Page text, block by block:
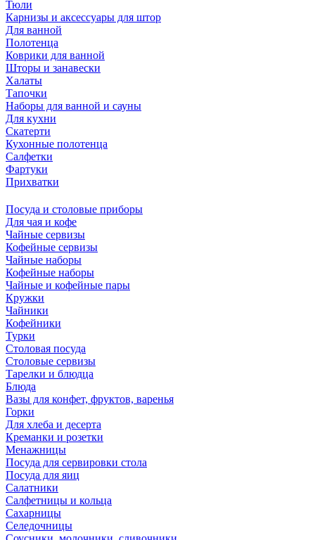
Тюли
Карнизы и аксессуары для штор
Для ванной
Полотенца
Коврики для ванной
Шторы и занавески
Халаты
Тапочки
Наборы для ванной и сауны
Для кухни
Скатерти
Кухонные полотенца
Салфетки
Фартуки
Прихватки
Посуда и столовые приборы
Для чая и кофе
Чайные сервизы
Кофейные сервизы
Чайные наборы
Кофейные наборы
Чайные и кофейные пары
Кружки
Чайники
Кофейники
Турки
Столовая посуда
Столовые сервизы
Тарелки и блюдца
Блюда
Вазы для конфет, фруктов, варенья
Горки
Для хлеба и десерта
Креманки и розетки
Менажницы
Посуда для сервировки стола
Посуда для яиц
Салатники
Салфетницы и кольца
Сахарницы
Селедочницы